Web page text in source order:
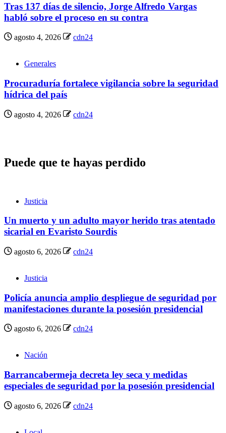
Tras 137 días de silencio, Jorge Alfredo Vargas
habló sobre el proceso en su contra
agosto 4, 2026 cdn24
Generales
Procuraduría fortalece vigilancia sobre la seguridad
hídrica del país
agosto 4, 2026 cdn24
Puede que te hayas perdido
Justicia
Un muerto y un adulto mayor herido tras atentado
sicarial en Evaristo Sourdis
agosto 6, 2026 cdn24
Justicia
Policía anuncia amplio despliegue de seguridad por
manifestaciones durante la posesión presidencial
agosto 6, 2026 cdn24
Nación
Barrancabermeja decreta ley seca y medidas
especiales de seguridad por la posesión presidencial
agosto 6, 2026 cdn24